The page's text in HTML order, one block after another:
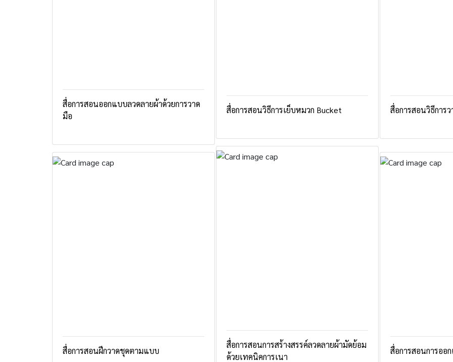
สื่อการสอนออกแบบลวดลายผ้าด้วยการวาด
มือ
สื่อการสอนวิธีการเย็บหมวก Bucket สื่อการสอนวิธีการ
สื่อการสอนฝึกวาดชุดตามแบบ
สื่อการสอนการสร้างสรรค์ลวดลายผ้ามัดย้อม
ด้วยเทคนิคการเนา
สื่อการสอนการออ